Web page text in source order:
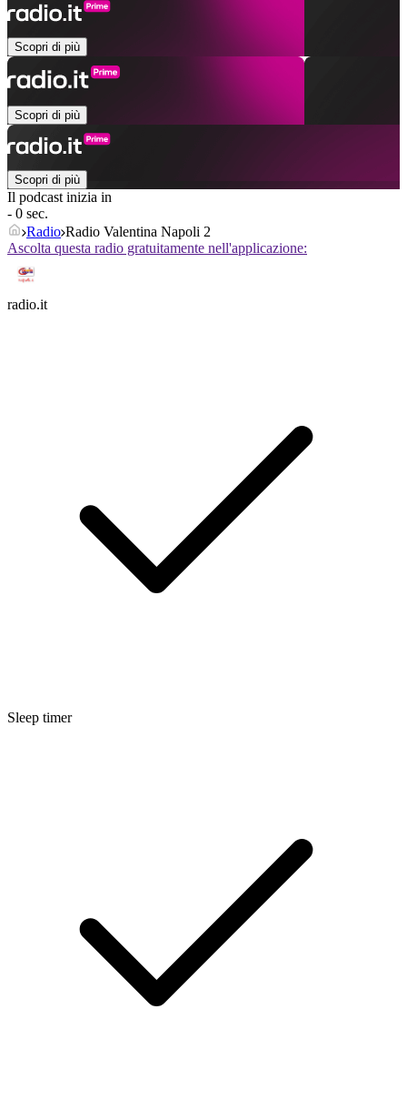
Scopri di più
Scopri di più
Scopri di più
Il podcast inizia in
- 0 sec.
Radio Radio Valentina Napoli 2
Ascolta questa radio gratuitamente nell'applicazione:
radio.it
Sleep timer